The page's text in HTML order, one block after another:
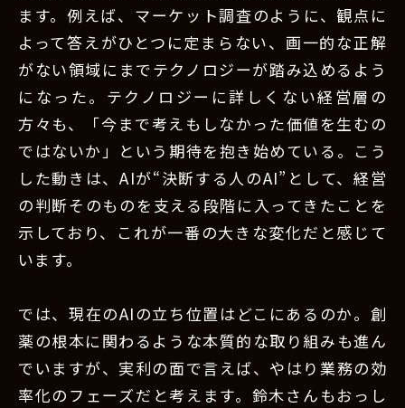
ます。例えば、マーケット調査のように、観点に
よって答えがひとつに定まらない、画一的な正解
がない領域にまでテクノロジーが踏み込めるよう
になった。テクノロジーに詳しくない経営層の
方々も、「今まで考えもしなかった価値を生むの
ではないか」という期待を抱き始めている。こう
した動きは、AIが“決断する人のAI”として、経営
の判断そのものを支える段階に入ってきたことを
示しており、これが一番の大きな変化だと感じて
います。
では、現在のAIの立ち位置はどこにあるのか。創
薬の根本に関わるような本質的な取り組みも進ん
でいますが、実利の面で言えば、やはり業務の効
率化のフェーズだと考えます。鈴木さんもおっし